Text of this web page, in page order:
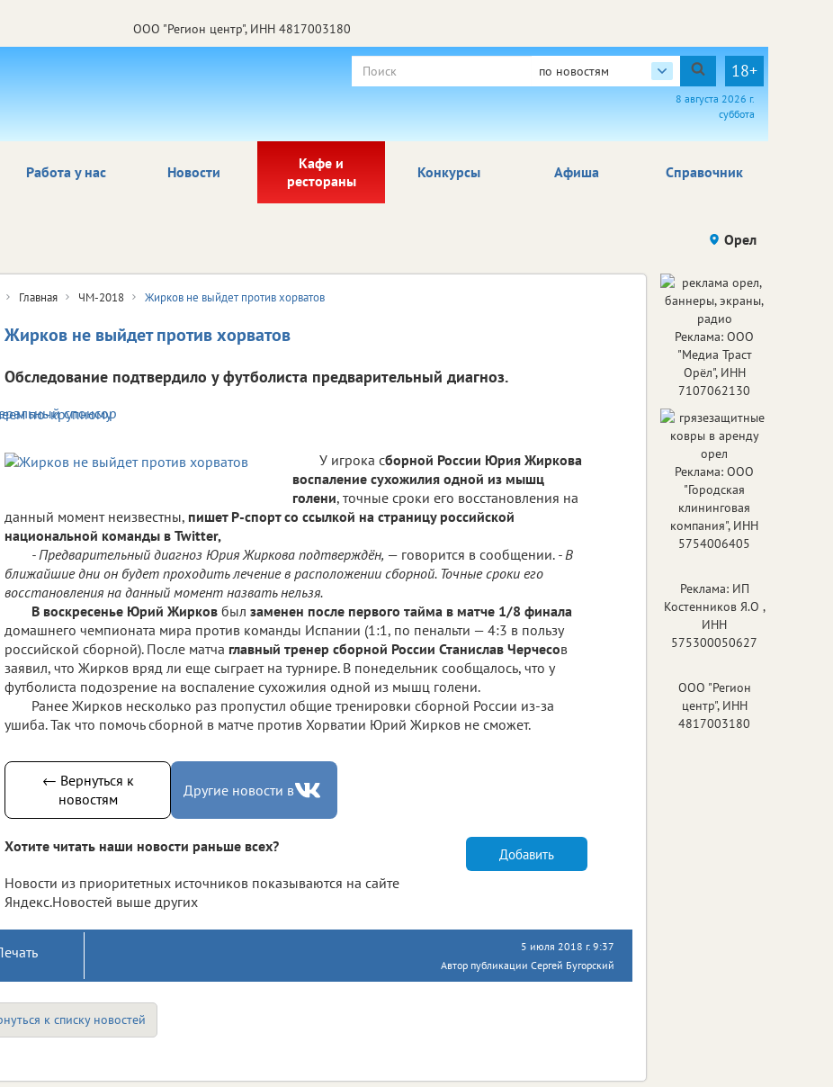
ООО "Регион центр", ИНН 4817003180
по новостям 18+
8 августа 2026 г.
суббота
Работа у нас Новости
Кафе и
рестораны
Афиша Справочник
Конкурсы
Орел
Главная ЧМ-2018 Жирков не выйдет против хорватов
Жирков не выйдет против хорватов
Обследование подтвердило у футболиста предварительный диагноз.
У игрока сборной России Юрия Жиркова
воспаление сухожилия одной из мышц
голени, точные сроки его восстановления на
данный момент неизвестны, пишет Р-спорт со ссылкой на страницу российской
национальной команды в Twitter,
- Предварительный диагноз Юрия Жиркова подтверждён, — говорится в сообщении. - В
ближайшие дни он будет проходить лечение в расположении сборной. Точные сроки его
восстановления на данный момент назвать нельзя.
В воскресенье Юрий Жирков был заменен после первого тайма в матче 1/8 финала
домашнего чемпионата мира против команды Испании (1:1, по пенальти — 4:3 в пользу
российской сборной). После матча главный тренер сборной России Станислав Черчесов
заявил, что Жирков вряд ли еще сыграет на турнире. В понедельник сообщалось, что у
футболиста подозрение на воспаление сухожилия одной из мышц голени.
Ранее Жирков несколько раз пропустил общие тренировки сборной России из-за
ушиба. Так что помочь сборной в матче против Хорватии Юрий Жирков не сможет.
← Вернуться к
новостям
Другие новости в
Хотите читать наши новости раньше всех?
Новости из приоритетных источников показываются на сайте
Яндекс.Новостей выше других
Добавить
5 июля 2018 г. 9:37
Автор публикации Сергей Бугорский
к списку новостей
Реклама: ООО
"Медиа Траст
Орёл", ИНН
7107062130
Реклама: ООО
"Городская
клининговая
компания", ИНН
5754006405
Реклама: ИП
Костенников Я.О ,
ИНН
575300050627
ООО "Регион
центр", ИНН
4817003180